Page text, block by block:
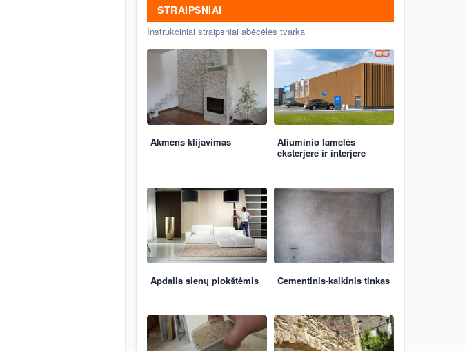
STRAIPSNIAI
Instrukciniai straipsniai abėcėlės tvarka
Akmens klijavimas
Aliuminio lamelės
eksterjere ir interjere
Apdaila sienų plokštėmis Cementinis-kalkinis tinkas